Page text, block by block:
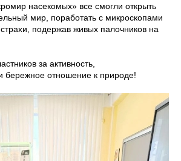
насекомых» все смогли открыть
мир, поработать с микроскопами
подержав живых палочников на
за активность,
бережное отношение к природе!